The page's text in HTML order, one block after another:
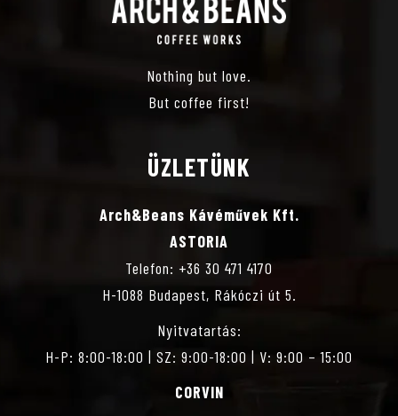
Nothing but love.
But coffee first!
ÜZLETÜNK
Arch&Beans Kávéművek Kft.
ASTORIA
Telefon: +36 30 471 4170
H-1088 Budapest, Rákóczi út 5.
Nyitvatartás:
H-P: 8:00-18:00 | SZ: 9:00-18:00 | V: 9:00 – 15:00
CORVIN